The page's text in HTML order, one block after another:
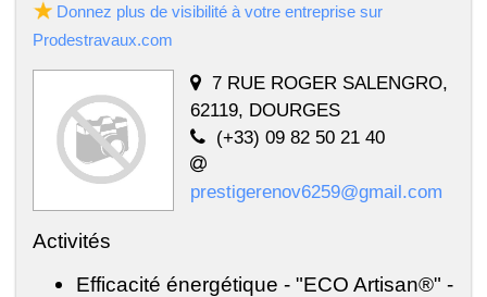
Donnez plus de visibilité à votre entreprise sur
Prodestravaux.com
7 RUE ROGER SALENGRO,
62119, DOURGES
(+33) 09 82 50 21 40
prestigerenov6259@gmail.com
Activités
Efficacité énergétique - "ECO Artisan®" -